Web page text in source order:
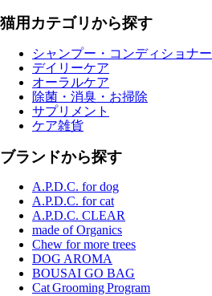
猫用カテゴリから探す
シャンプー・コンディショナー
デイリーケア
オーラルケア
除菌・消臭・お掃除
サプリメント
ケア雑貨
ブランドから探す
A.P.D.C. for dog
A.P.D.C. for cat
A.P.D.C. CLEAR
made of Organics
Chew for more trees
DOG AROMA
BOUSAI GO BAG
Cat Grooming Program